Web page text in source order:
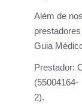
Além de
Guia
Prestador:
(55004164-